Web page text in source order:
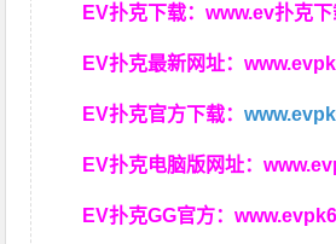
EV扑克下载：www.ev扑克
EV扑克最新网址：
EV扑克官方下载：
EV扑克电脑版网址：
EV扑克GG官方：